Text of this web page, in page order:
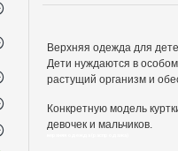
Верхняя одежда для
Дети нуждаются в
растущий организм и
Конкретную модель
девочек и мальчиков.